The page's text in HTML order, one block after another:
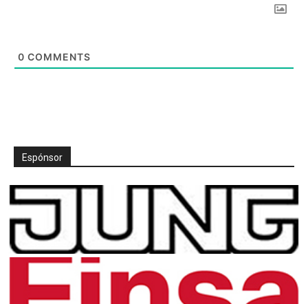
0 COMMENTS
Espónsor